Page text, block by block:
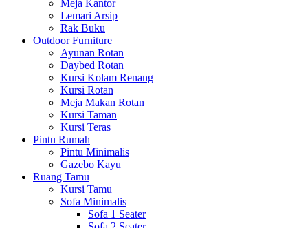
Meja Kantor
Lemari Arsip
Rak Buku
Outdoor Furniture
Ayunan Rotan
Daybed Rotan
Kursi Kolam Renang
Kursi Rotan
Meja Makan Rotan
Kursi Taman
Kursi Teras
Pintu Rumah
Pintu Minimalis
Gazebo Kayu
Ruang Tamu
Kursi Tamu
Sofa Minimalis
Sofa 1 Seater